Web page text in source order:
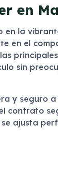
en
en la
en el
sin
y seguro
contrato
ajusta